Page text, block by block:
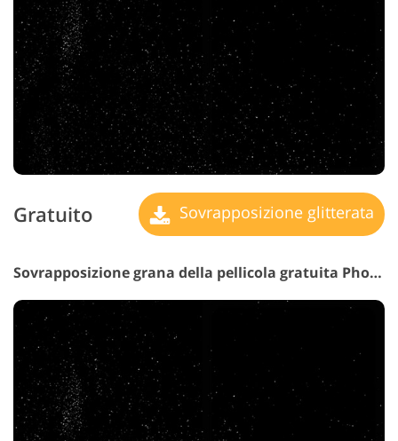
Gratuito Sovrapposizione glitterata
Sovrapposizione grana della pellicola gratuita Photoshop #9 "Capturing Impossible"